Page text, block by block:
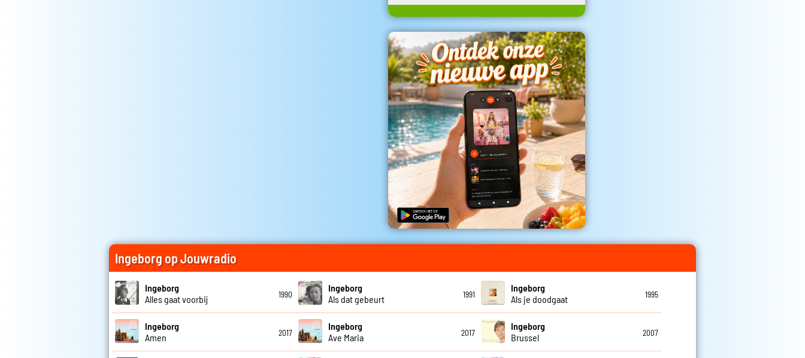
Ingeborg op Jouwradio
Ingeborg
Alles gaat voorbij
1990
Ingeborg
Als dat gebeurt
1991
Ingeborg
Als je doodgaat
1995
Ingeborg
Amen
2017
Ingeborg
Ave Maria
2017
Ingeborg
Brussel
2007